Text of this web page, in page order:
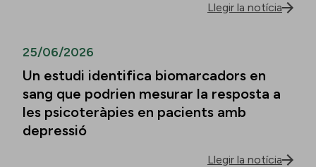
Llegir la notícia
25/06/2026
Un estudi identifica biomarcadors en
sang que podrien mesurar la resposta a
les psicoteràpies en pacients amb
depressió
Llegir la notícia